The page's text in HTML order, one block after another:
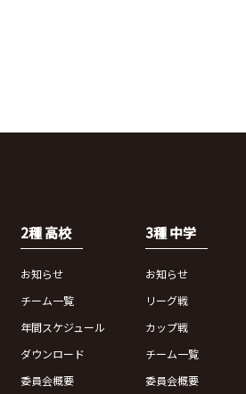
2種 高校
お知らせ
チーム一覧
年間スケジュール
ダウンロード
委員会概要
3種 中学
お知らせ
リーグ戦
カップ戦
チーム一覧
委員会概要